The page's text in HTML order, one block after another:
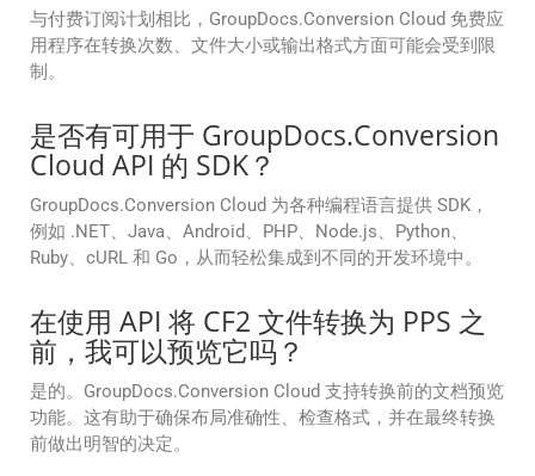
与付费订阅计划相比，GroupDocs.Conversion Cloud 免费应
用程序在转换次数、文件大小或输出格式方面可能会受到限
制。
是否有可用于 GroupDocs.Conversion
Cloud API 的 SDK？
GroupDocs.Conversion Cloud 为各种编程语言提供 SDK，
例如 .NET、Java、Android、PHP、Node.js、Python、
Ruby、cURL 和 Go，从而轻松集成到不同的开发环境中。
在使用 API 将 CF2 文件转换为 PPS 之
前，我可以预览它吗？
是的。GroupDocs.Conversion Cloud 支持转换前的文档预览
功能。这有助于确保布局准确性、检查格式，并在最终转换
前做出明智的决定。